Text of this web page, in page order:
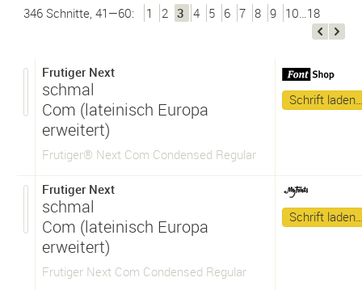
346 Schnitte, 41—60: 1 2 3 4 5 6 7 8 9 10…18
Frutiger Next
schmal
Com (lateinisch Europa
erweitert)
Frutiger® Next Com Condensed Regular
Schrift
Frutiger Next
schmal
Com (lateinisch Europa
erweitert)
Frutiger Next Com Condensed Regular
Schrift